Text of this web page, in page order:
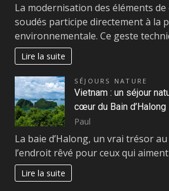
La modernisation des éléments
soudés participe directement à la
environnementale. Ce geste
Lire la suite
SÉJOURS NATURE
Vietnam : un séjour
cœur du Bain d’Halong
Paul
La baie d’Halong, un vrai trésor au
l’endroit rêvé pour ceux qui
Lire la suite